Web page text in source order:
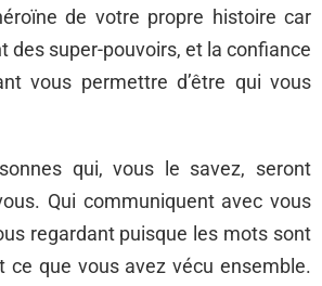
de votre propre histoire car
des super-pouvoirs, et la confiance
vous permettre d’être qui vous
qui, vous le savez, seront
Qui communiquent avec vous
regardant puisque les mots sont
ce que vous avez vécu ensemble.